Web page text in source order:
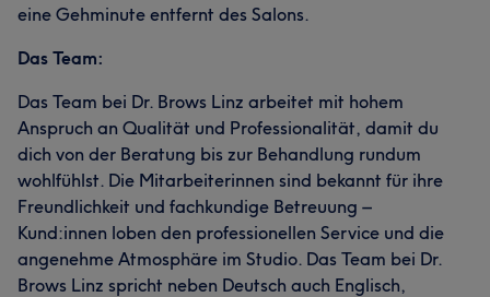
eine Gehminute entfernt des Salons.
Das Team:
Das Team bei Dr. Brows Linz arbeitet mit hohem
Anspruch an Qualität und Professionalität, damit du
dich von der Beratung bis zur Behandlung rundum
wohlfühlst. Die Mitarbeiterinnen sind bekannt für ihre
Freundlichkeit und fachkundige Betreuung –
Kund:innen loben den professionellen Service und die
angenehme Atmosphäre im Studio. Das Team bei Dr.
Brows Linz spricht neben Deutsch auch Englisch,